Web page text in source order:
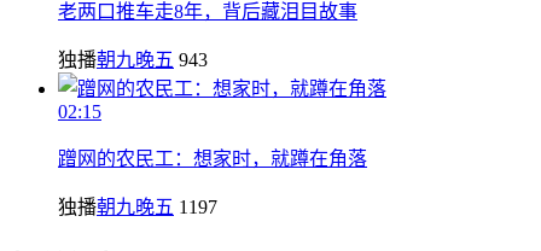
老两口推车走8年，背后藏泪目故事
独播朝九晚五 943
02:15
蹭网的农民工：想家时，就蹲在角落
独播朝九晚五 1197